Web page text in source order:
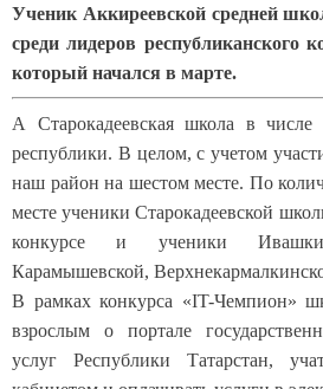
Ученик Аккиреевской средней
среди лидеров республиканского
который начался в марте.
А Старокадеевская школа в
республики. В целом, с учетом
наш район на шестом месте. По
месте ученики Старокадеевской
конкурсе и ученики
Карамышевской,
В рамках конкурса «IT-Чемпион»
взрослым о портале
услуг Республики Татарстан,